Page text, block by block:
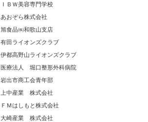
ＩＢＷ美容専門学校
あおぞら株式会社
旭食品㈱和歌山支店
有田ライオンズクラブ
伊都高野山ライオンズクラブ
医療法人 堀口整形外科病院
岩出市商工会青年部
上中産業 株式会社
ＦＭはしもと株式会社
大崎産業 株式会社